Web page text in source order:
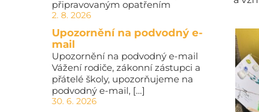
připravovaným opatřením
2. 8. 2026
Upozornění na podvodný e-
mail
Upozornění na podvodný e-mail
Vážení rodiče, zákonní zástupci a
přátelé školy, upozorňujeme na
podvodný e-mail, […]
30. 6. 2026